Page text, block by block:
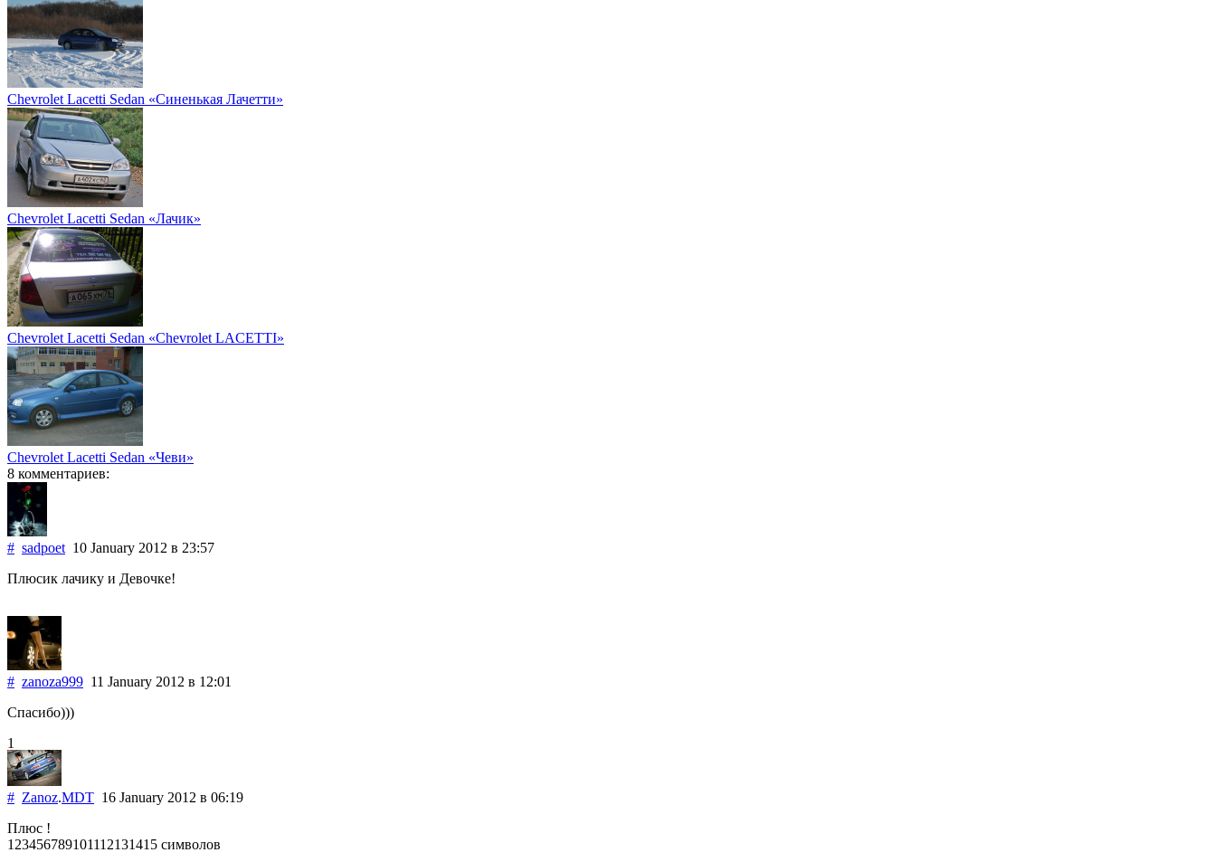
Chevrolet Lacetti Sedan «Синенькая Лачетти»
Chevrolet Lacetti Sedan «Лачик»
Chevrolet Lacetti Sedan «Chevrolet LACETTI»
Chevrolet Lacetti Sedan «Чеви»
8 комментариев:
# sadpoet 10 January 2012 в 23:57
Плюсик лачику и Девочке!
# zanoza999 11 January 2012 в 12:01
Спасибо)))
1
# Zanoz.MDT 16 January 2012 в 06:19
Плюс !
123456789101112131415 символов